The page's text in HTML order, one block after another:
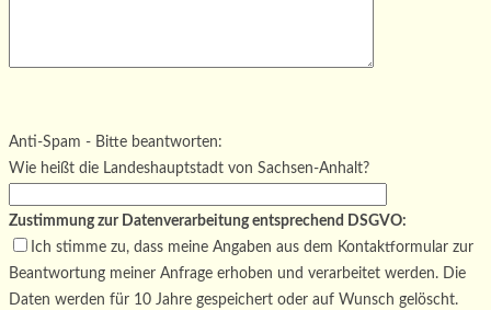
Bitte lasse dieses Feld leer.
Anti-Spam - Bitte beantworten:
Wie heißt die Landeshauptstadt von Sachsen-Anhalt?
Zustimmung zur Datenverarbeitung entsprechend DSGVO:
Ich stimme zu, dass meine Angaben aus dem Kontaktformular zur
Beantwortung meiner Anfrage erhoben und verarbeitet werden. Die
Daten werden für 10 Jahre gespeichert oder auf Wunsch gelöscht.